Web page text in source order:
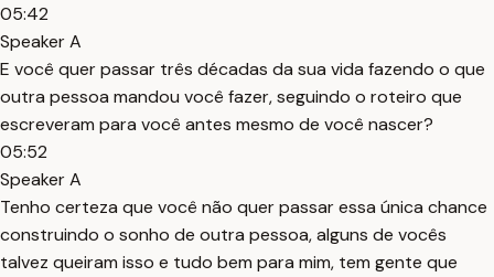
05:42
Speaker A
E você quer passar três décadas da sua vida fazendo o que
outra pessoa mandou você fazer, seguindo o roteiro que
escreveram para você antes mesmo de você nascer?
05:52
Speaker A
Tenho certeza que você não quer passar essa única chance
construindo o sonho de outra pessoa, alguns de vocês
talvez queiram isso e tudo bem para mim, tem gente que